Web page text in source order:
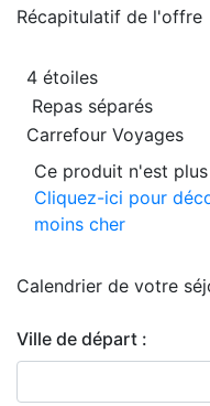
Récapitulatif de l'offre
4 étoiles
Repas séparés
Carrefour Voyages
Ce produit n'est
Cliquez-ici pour
moins cher
Calendrier de votre
Ville de départ :